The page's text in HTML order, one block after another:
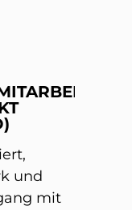
und
mit